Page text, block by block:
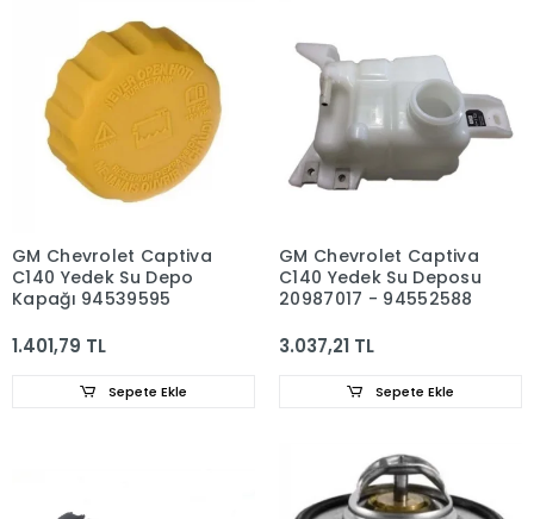
GM Chevrolet Captiva
C140 Yedek Su Depo
Kapağı 94539595
1.401,79 TL
Sepete Ekle
GM Chevrolet Captiva
C140 Yedek Su Deposu
20987017 - 94552588
3.037,21 TL
Sepete Ekle